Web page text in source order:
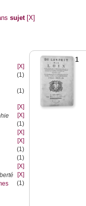
sujet [X]
[X]
(1)
(1)
[X]
[X]
(1)
[X]
[X]
(1)
(1)
[X]
[X]
(1)
1